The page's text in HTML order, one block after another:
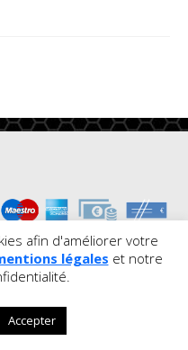
afin d'améliorer votre
légales et notre
Accepter